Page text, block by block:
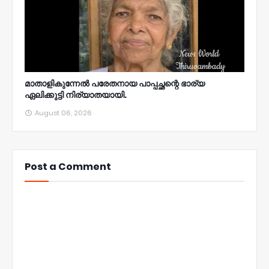
മാതാളികുന്നേൽ പരേതനായ പാപ്പച്ഛന്റെ ഭാര്യ
ഏലിക്കുട്ടി നിര്യാതയായി.
August 06, 2026
Post a Comment